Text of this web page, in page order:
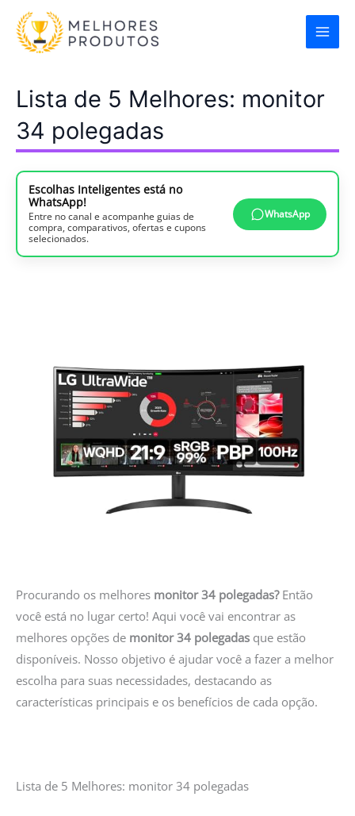
para
Lista de 5 Melhores: monitor
34 polegadas
Escolhas Inteligentes está no
WhatsApp!
Entre no canal e acompanhe guias de
compra, comparativos, ofertas e cupons
selecionados.
WhatsApp
Procurando os melhores monitor 34 polegadas?Então
você está no lugar certo! Aqui você vai encontrar as
melhores opções de monitor 34 polegadas que estão
disponíveis. Nosso objetivo é ajudar você a fazer a melhor
escolha para suas necessidades, destacando as
características principais e os benefícios de cada opção.
Lista de 5 Melhores: monitor 34 polegadas